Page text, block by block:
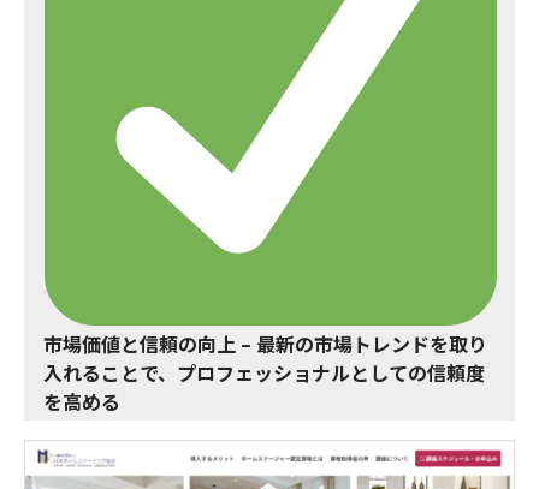
市場価値と信頼の向上 – 最新の市場トレンドを取り
入れることで、プロフェッショナルとしての信頼度
を高める